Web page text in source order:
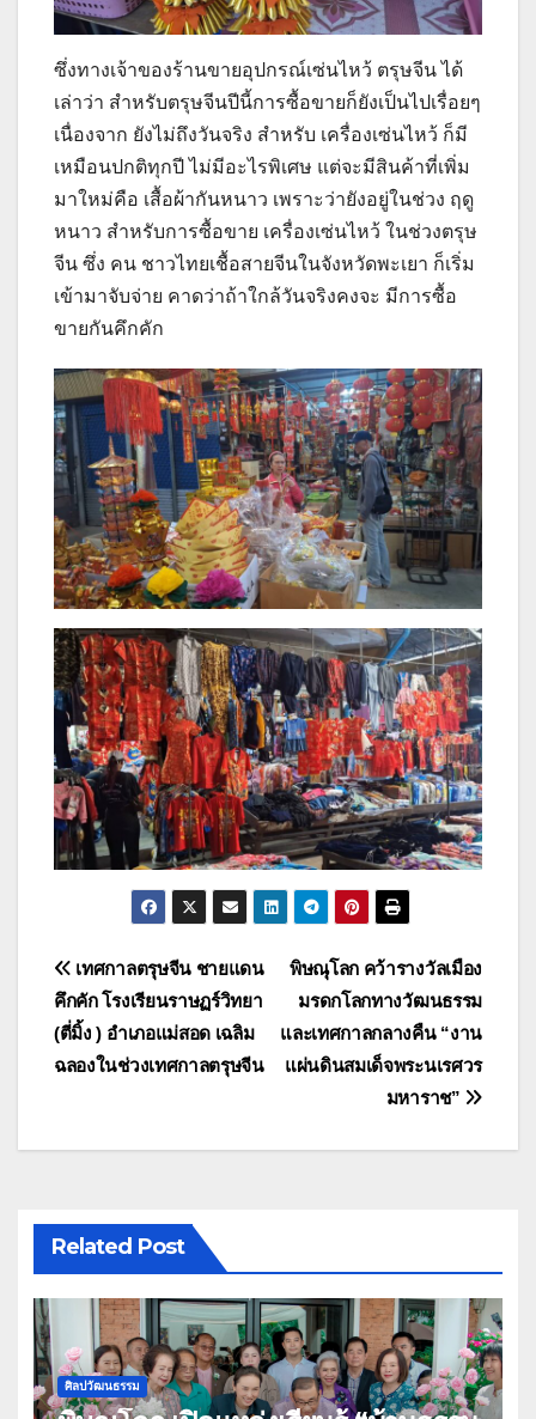
ซึ่งทางเจ้าของร้านขายอุปกรณ์เซ่นไหว้ ตรุษจีน ได้
เล่าว่า สำหรับตรุษจีนปีนี้การซื้อขายก็ยังเป็นไปเรื่อยๆ
เนื่องจาก ยังไม่ถึงวันจริง สำหรับ เครื่องเซ่นไหว้ ก็มี
เหมือนปกติทุกปี ไม่มีอะไรพิเศษ แต่จะมีสินค้าที่เพิ่ม
มาใหม่คือ เสื้อผ้ากันหนาว เพราะว่ายังอยู่ในช่วง ฤดู
หนาว สำหรับการซื้อขาย เครื่องเซ่นไหว้ ในช่วงตรุษ
จีน ซึ่ง คน ชาวไทยเชื้อสายจีนในจังหวัดพะเยา ก็เริ่ม
เข้ามาจับจ่าย คาดว่าถ้าใกล้วันจริงคงจะ มีการซื้อ
ขายกันคึกคัก
แนะแนว
เรื่อง
พิษณุโลก คว้ารางวัลเมือง
มรดกโลกทางวัฒนธรรม
และเทศกาลกลางคืน “งาน
แผ่นดินสมเด็จพระนเรศวร
มหาราช”
เทศกาลตรุษจีน ชายแดน
คึกคัก โรงเรียนราษฏร์วิทยา
(ตี่มิ้ง ) อำเภอแม่สอด เฉลิม
ฉลองในช่วงเทศกาลตรุษจีน
Related Post
ศิลปวัฒนธรรม